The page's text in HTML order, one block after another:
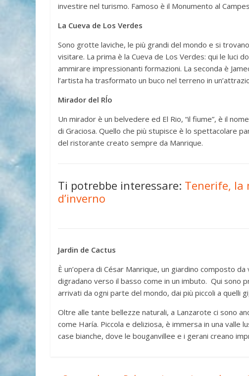
investire nel turismo. Famoso è il Monumento al
La Cueva de Los Verdes
Sono grotte laviche, le più grandi del mondo e si
visitare. La prima è la Cueva de Los Verdes: qui le luci
ammirare impressionanti formazioni. La seconda è
l’artista ha trasformato un buco nel terreno in
Mirador del Rĺo
Un mirador è un belvedere ed El Rio, “il fiume”, è il
di Graciosa. Quello che più stupisce è lo spettacolare
del ristorante creato sempre da Manrique.
Ti potrebbe interessare: Tenerife, la
d’inverno
Jardin de Cactus
È un’opera di César Manrique, un giardino composto
digradano verso il basso come in un imbuto. Qui sono
arrivati da ogni parte del mondo, dai più piccoli a quelli
Oltre alle tante bellezze naturali, a Lanzarote ci sono
come Haría. Piccola e deliziosa, è immersa in una
case bianche, dove le bouganvillee e i gerani creano